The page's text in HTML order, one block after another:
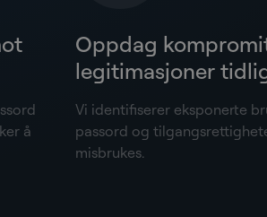
å
Oppdag
legitimasjoner
Vi identifiserer eksponerte
passord og
misbrukes.